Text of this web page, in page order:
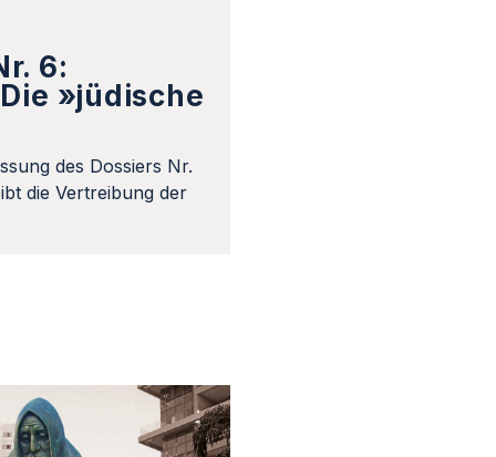
6:
»jüdische
des Dossiers Nr.
die Vertreibung der